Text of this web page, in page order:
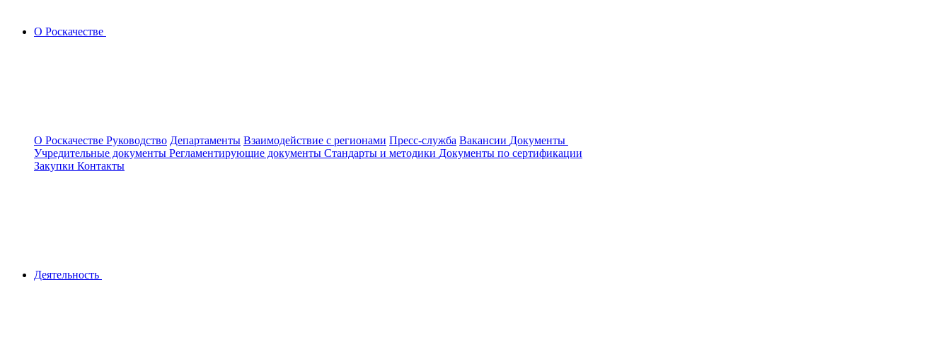
О Роскачестве
О Роскачестве Руководство Департаменты Взаимодействие с регионами Пресс-служба Вакансии Документы
Учредительные документы Регламентирующие документы Стандарты и методики Документы по сертификации
Закупки Контакты
Деятельность